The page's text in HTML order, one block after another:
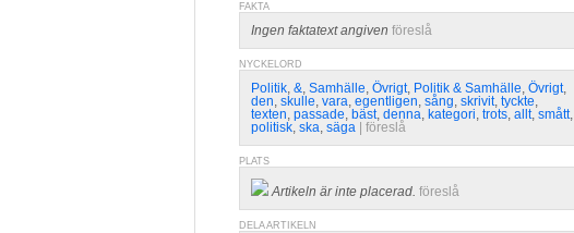
FAKTA
Ingen faktatext angiven föreslå
NYCKELORD
Politik, &, Samhälle, Övrigt, Politik & Samhälle, Övrigt,
den, skulle, vara, egentligen, sång, skrivit, tyckte,
texten, passade, bäst, denna, kategori, trots, allt, smått,
politisk, ska, säga föreslå
PLATS
Artikeln är inte placerad. föreslå
DELA ARTIKELN